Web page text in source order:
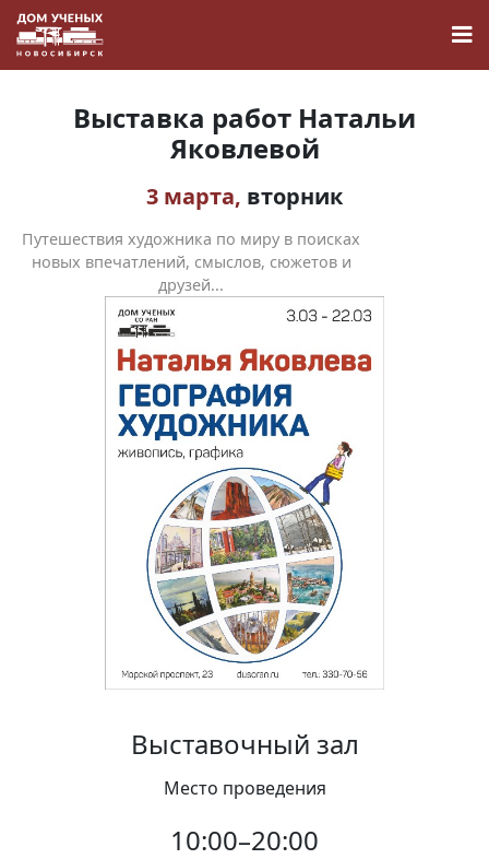
Новости
Наука
О Доме учёных
Виртуальный тур
Контакты
Вакансии
Выставка работ Натальи
Яковлевой
3 марта, вторник
Путешествия художника по миру в поисках
новых впечатлений, смыслов, сюжетов и
друзей...
Выставочный зал
Место проведения
10:00–20:00